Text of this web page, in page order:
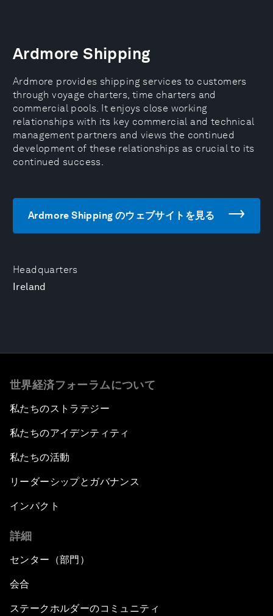
Headquarters
Ireland
Ardmore Shipping
Ardmore provides shipping services to customers
through voyage charters, time charters and
commercial pools. It enjoys close working
relationships with its key commercial and technical
management partners and views the continued
development of these relationships as crucial to its
continued success.
Ardmore Shipping のウェブサイトを見る
世界経済フォーラムについて
私たちのストラテジー
私たちのアイデンティティ
私たちの活動
リーダーシップとガバナンス
インパクト
詳細
センター（部門）
会合
ステークホルダーのコミュニティ